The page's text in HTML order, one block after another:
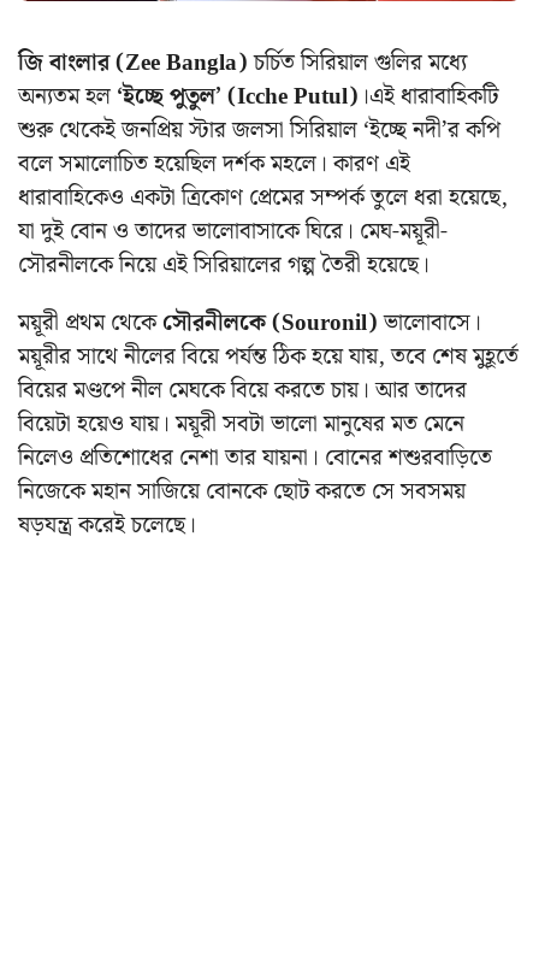
জি বাংলার (Zee Bangla)চর্চিত সিরিয়াল গুলির মধ্যে
অন্যতম হল‘ইচ্ছে পুতুল’ (Icche Putul) ।এই ধারাবাহিকটি
শুরু থেকেই জনপ্রিয় স্টার জলসা সিরিয়াল ‘ইচ্ছে নদী’র কপি
বলে সমালোচিত হয়েছিল দর্শক মহলে। কারণ এই
ধারাবাহিকেও একটা ত্রিকোণ প্রেমের সম্পর্ক তুলে ধরা হয়েছে,
যা দুই বোন ও তাদের ভালোবাসাকে ঘিরে। মেঘ-ময়ূরী-
সৌরনীলকে নিয়ে এই সিরিয়ালের গল্প তৈরী হয়েছে।
ময়ূরী প্রথম থেকেসৌরনীলকে (Souronil)ভালোবাসে।
ময়ূরীর সাথে নীলের বিয়ে পর্যন্ত ঠিক হয়ে যায়, তবে শেষ মুহূর্তে
বিয়ের মণ্ডপে নীল মেঘকে বিয়ে করতে চায়। আর তাদের
বিয়েটা হয়েও যায়। ময়ূরী সবটা ভালো মানুষের মত মেনে
নিলেও প্রতিশোধের নেশা তার যায়না। বোনের শশুরবাড়িতে
নিজেকে মহান সাজিয়ে বোনকে ছোট করতে সে সবসময়
ষড়যন্ত্র করেই চলেছে।